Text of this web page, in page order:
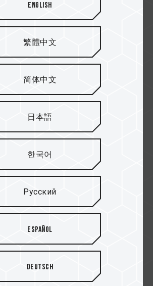
TribalSage
Alltec
LOGIN STORE
GRUPO INFOTEC
English
繁體中文
简体中文
日本語
한국어
Русский
Español
Deutsch